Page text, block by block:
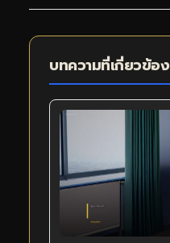
บทความที่เกี่ยวข้อง